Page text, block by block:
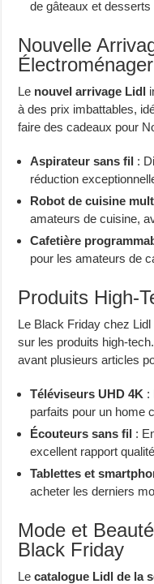
de gâteaux et
Nouvelle
Le nouvel arrivage Lidl
à des prix imbattables,
faire des cadeaux pour
Aspirateur sans fil :
réduction
Robot de cuisine
amateurs de cuisine,
Cafetière
pour les amateurs de
Produits High-
Le Black Friday chez
sur les produits high-
avant plusieurs articles
Téléviseurs UHD 4K :
parfaits pour un home
Écouteurs sans fil :
excellent rapport
Tablettes et
acheter les derniers
Mode et
Black Friday
Lecatalogue Lidl de la